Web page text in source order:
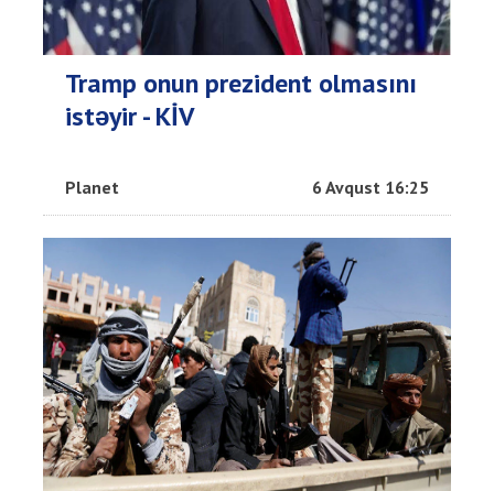
Tramp onun prezident olmasını
istəyir - KİV
Planet 6 Avqust 16:25